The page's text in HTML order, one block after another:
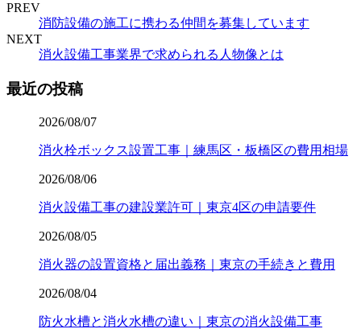
PREV
消防設備の施工に携わる仲間を募集しています
NEXT
消火設備工事業界で求められる人物像とは
最近の投稿
2026/08/07
消火栓ボックス設置工事｜練馬区・板橋区の費用相場
2026/08/06
消火設備工事の建設業許可｜東京4区の申請要件
2026/08/05
消火器の設置資格と届出義務｜東京の手続きと費用
2026/08/04
防火水槽と消火水槽の違い｜東京の消火設備工事